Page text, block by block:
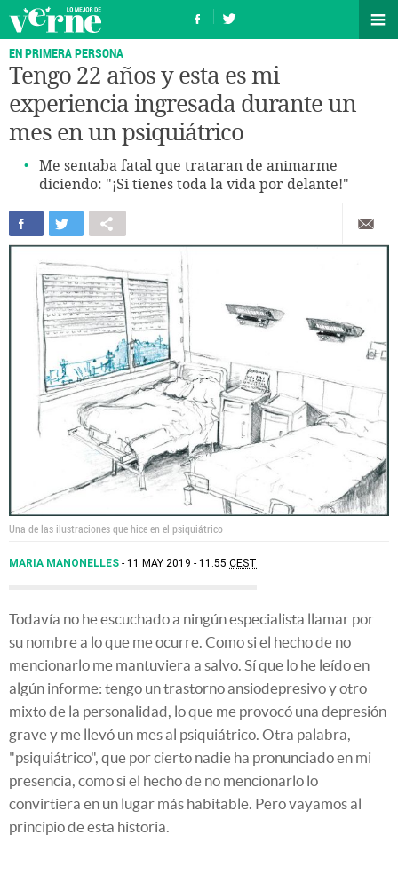
EN PRIMERA PERSONA
Tengo 22 años y esta es mi
experiencia ingresada durante un
mes en un psiquiátrico
Me sentaba fatal que trataran de animarme
diciendo: "¡Si tienes toda la vida por delante!"
Una de las ilustraciones que hice en el psiquiátrico
MARIA MANONELLES 11 MAY 2019 - 11:55 CEST
Todavía no he escuchado a ningún especialista llamar por
su nombre a lo que me ocurre. Como si el hecho de no
mencionarlo me mantuviera a salvo. Sí que lo he leído en
algún informe: tengo un trastorno ansiodepresivo y otro
mixto de la personalidad, lo que me provocó una depresión
grave y me llevó un mes al psiquiátrico. Otra palabra,
"psiquiátrico", que por cierto nadie ha pronunciado en mi
presencia, como si el hecho de no mencionarlo lo
convirtiera en un lugar más habitable. Pero vayamos al
principio de esta historia.